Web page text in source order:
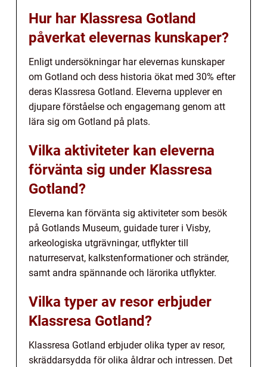
Hur har Klassresa Gotland
påverkat elevernas kunskaper?
Enligt undersökningar har elevernas kunskaper
om Gotland och dess historia ökat med 30% efter
deras Klassresa Gotland. Eleverna upplever en
djupare förståelse och engagemang genom att
lära sig om Gotland på plats.
Vilka aktiviteter kan eleverna
förvänta sig under Klassresa
Gotland?
Eleverna kan förvänta sig aktiviteter som besök
på Gotlands Museum, guidade turer i Visby,
arkeologiska utgrävningar, utflykter till
naturreservat, kalkstenformationer och stränder,
samt andra spännande och lärorika utflykter.
Vilka typer av resor erbjuder
Klassresa Gotland?
Klassresa Gotland erbjuder olika typer av resor,
skräddarsydda för olika åldrar och intressen. Det